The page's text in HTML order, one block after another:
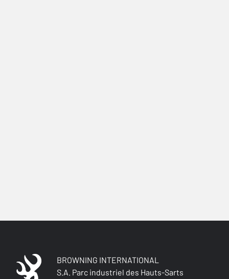
BROWNING INTERNATIONAL
S.A. Parc industriel des Hauts-Sarts